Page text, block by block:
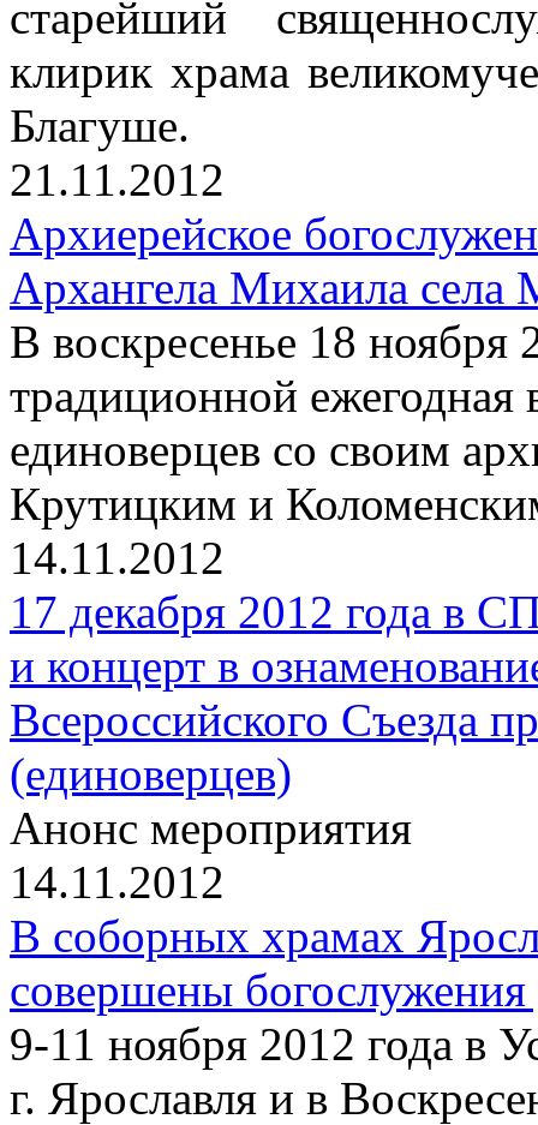
старейший
клирик храма
Благуше.
21.11.2012
Архиерейское
Архангела Михаила села
В воскресенье 18 ноября
традиционной ежегодная
единоверцев со своим
Крутицким и
14.11.2012
17 декабря 2012 года в
и концерт в
Всероссийского Съезда
(единоверцев)
Анонс мероприятия
14.11.2012
В соборных храмах
совершены
9-11 ноября 2012 года в
г. Ярославля и в